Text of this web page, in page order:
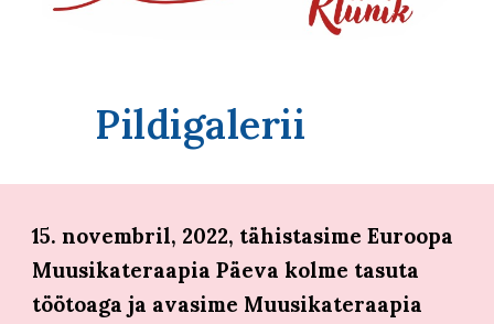
Pildigalerii
15. novembril, 2022, tähistasime Euroopa
Muusikateraapia Päeva kolme tasuta
töötoaga ja avasime Muusikateraapia